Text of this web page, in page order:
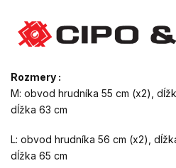
Rozmery :
M: obvod hrudníka 55 cm (x2),
dĺžka 63 cm
L: obvod hrudníka 56 cm (x2),
dĺžka 65 cm